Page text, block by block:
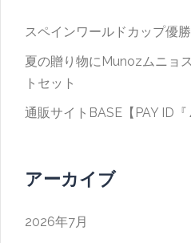
スペインワールドカップ優
夏の贈り物にMunozムニョ
トセット
通販サイトBASE【PAY ID
アーカイブ
2026年7月